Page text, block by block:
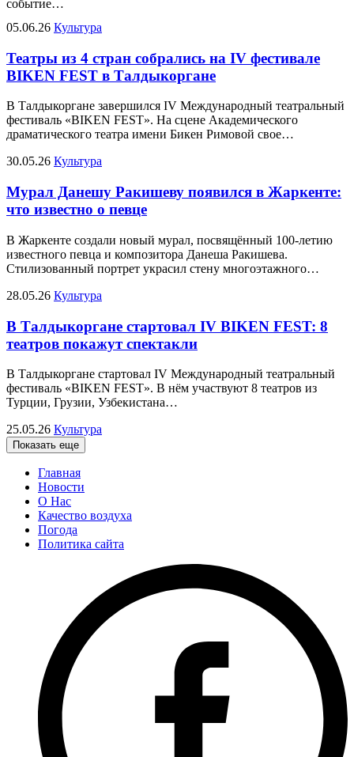
событие…
05.06.26 Культура
Театры из 4 стран собрались на IV фестивале
BIKEN FEST в Талдыкоргане
В Талдыкоргане завершился IV Международный театральный
фестиваль «BIKEN FEST». На сцене Академического
драматического театра имени Бикен Римовой свое…
30.05.26 Культура
Мурал Данешу Ракишеву появился в Жаркенте:
что известно о певце
В Жаркенте создали новый мурал, посвящённый 100-летию
известного певца и композитора Данеша Ракишева.
Стилизованный портрет украсил стену многоэтажного…
28.05.26 Культура
В Талдыкоргане стартовал IV BIKEN FEST: 8
театров покажут спектакли
В Талдыкоргане стартовал IV Международный театральный
фестиваль «BIKEN FEST». В нём участвуют 8 театров из
Турции, Грузии, Узбекистана…
25.05.26 Культура
Показать еще
Главная
Новости
О Нас
Качество воздуха
Погода
Политика сайта